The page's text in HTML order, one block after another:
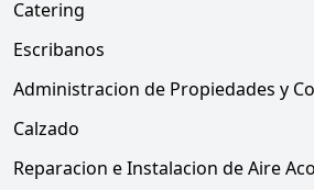
Catering
Escribanos
Administracion de Propiedades y
Calzado
Reparacion e Instalacion de Aire